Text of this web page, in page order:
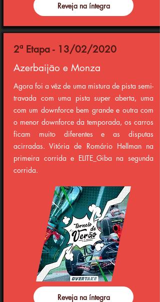
Reveja na íntegra
2ª Etapa - 13/02/2020
Azerbaijão e Monza
Agora foi a vêz de uma mistura de pista semi-
travada com uma pista super aberta, uma
com um downforce bem grande e outra com
o menor downforce da temporada, os carros
ficam muito diferentes e as disputas
acirradas. Vitória de Romário Hellman na
primeira corrida e ELITE_Giba na segunda
corrida.
Reveja na íntegra